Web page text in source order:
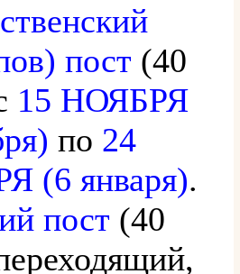
пост (40
15 НОЯБРЯ
по 24
(6 января).
пост (40